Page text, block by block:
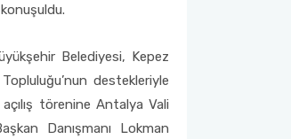
Belediyesi, Kepez
destekleriyle
törenine Antalya Vali
Danışmanı Lokman